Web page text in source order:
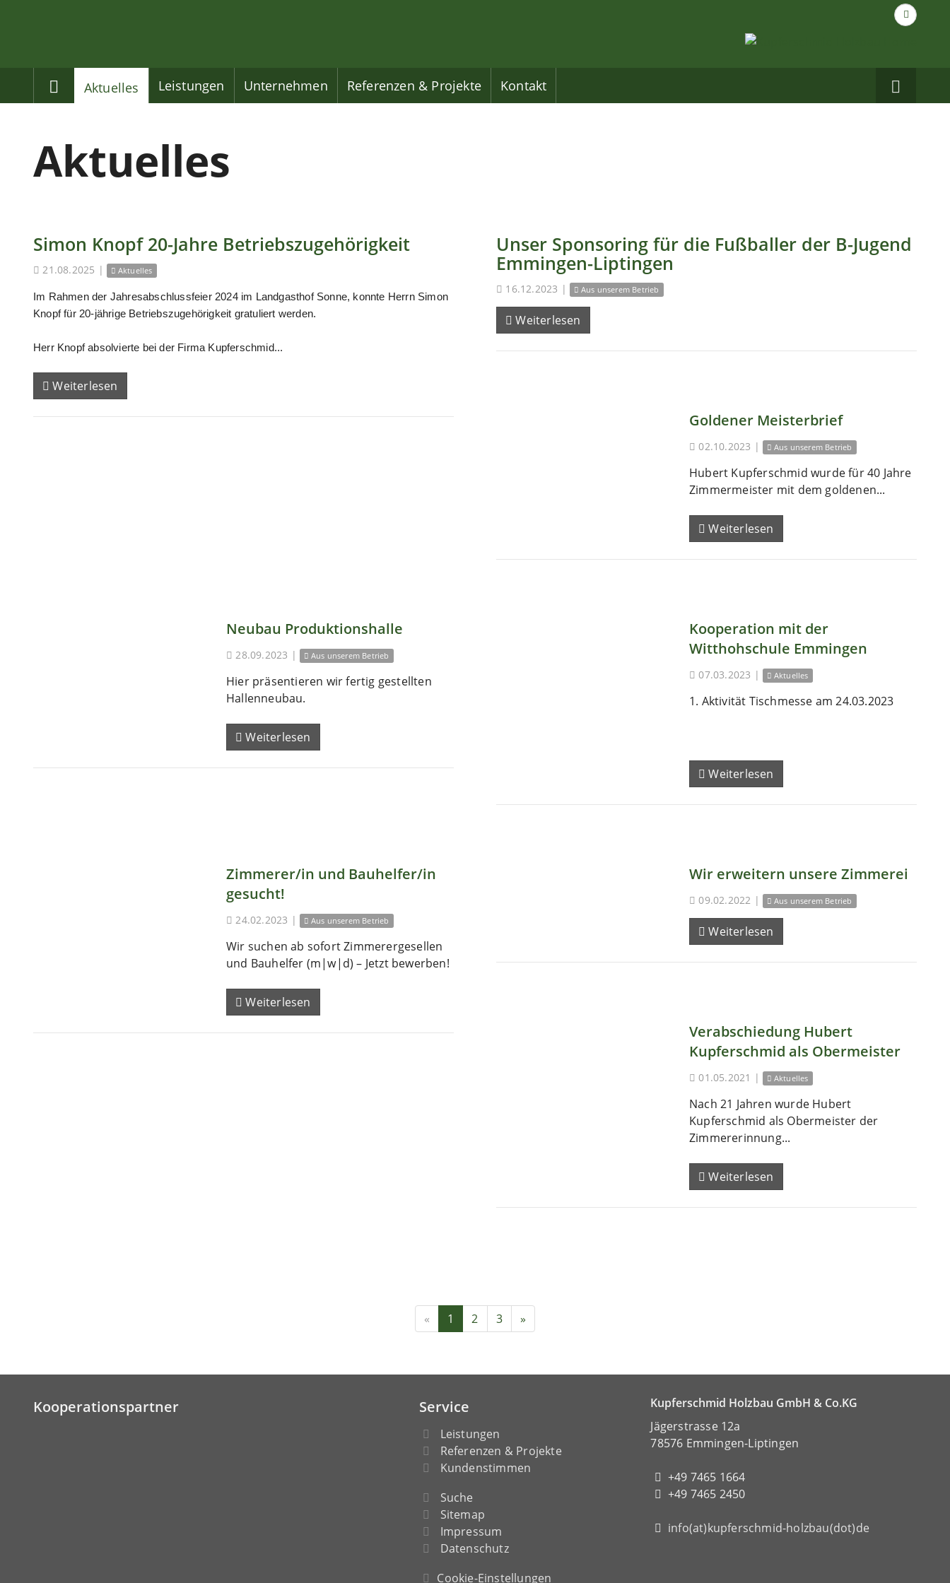
Suche
nach...
Home
Aktuelles Leistungen Unternehmen Referenzen & Projekte Kontakt
auf
Aktuelles
Simon Knopf 20-Jahre Betriebszugehörigkeit
21.08.2025 | Aktuelles
Im Rahmen der Jahresabschlussfeier 2024 im Landgasthof Sonne, konnte Herrn Simon
Knopf für 20-jährige Betriebszugehörigkeit gratuliert werden.
Herr Knopf absolvierte bei der Firma Kupferschmid...
Weiterlesen
Unser Sponsoring für die Fußballer der B-Jugend
Emmingen-Liptingen
16.12.2023 | Aus unserem Betrieb
Weiterlesen
Goldener Meisterbrief
02.10.2023 | Aus unserem Betrieb
Hubert Kupferschmid wurde für 40 Jahre
Zimmermeister mit dem goldenen...
Weiterlesen
Neubau Produktionshalle
28.09.2023 | Aus unserem Betrieb
Hier präsentieren wir fertig gestellten
Hallenneubau.
Weiterlesen
Kooperation mit der
Witthohschule Emmingen
07.03.2023 | Aktuelles
1. Aktivität Tischmesse am 24.03.2023
Weiterlesen
Zimmerer/in und Bauhelfer/in
gesucht!
24.02.2023 | Aus unserem Betrieb
Wir suchen ab sofort Zimmerergesellen
und Bauhelfer (m|w|d) – Jetzt bewerben!
Weiterlesen
Wir erweitern unsere Zimmerei
09.02.2022 | Aus unserem Betrieb
Weiterlesen
Verabschiedung Hubert
Kupferschmid als Obermeister
01.05.2021 | Aktuelles
Nach 21 Jahren wurde Hubert
Kupferschmid als Obermeister der
Zimmererinnung...
Weiterlesen
« 1 2 3 »
Kooperationspartner Service
Leistungen
Referenzen & Projekte
Kundenstimmen
Suche
Sitemap
Impressum
Datenschutz
Cookie-Einstellungen
Kupferschmid Holzbau GmbH & Co.KG
Jägerstrasse 12a
78576 Emmingen-Liptingen
+49 7465 1664
+49 7465 2450
info(at)kupferschmid-holzbau(dot)de